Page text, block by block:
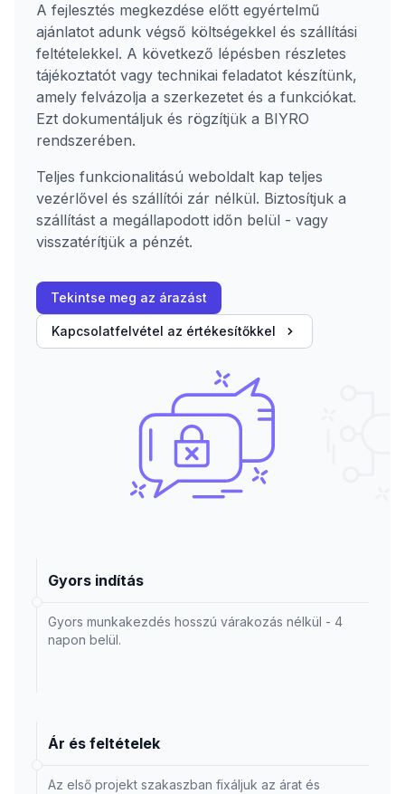
A fejlesztés megkezdése előtt egyértelmű
ajánlatot adunk végső költségekkel és szállítási
feltételekkel. A következő lépésben részletes
tájékoztatót vagy technikai feladatot készítünk,
amely felvázolja a szerkezetet és a funkciókat.
Ezt dokumentáljuk és rögzítjük a BIYRO
rendszerében.
Teljes funkcionalitású weboldalt kap teljes
vezérlővel és szállítói zár nélkül. Biztosítjuk a
szállítást a megállapodott időn belül - vagy
visszatérítjük a pénzét.
Tekintse meg az árazást
Kapcsolatfelvétel az értékesítőkkel
Gyors indítás
Gyors munkakezdés hosszú várakozás nélkül - 4
napon belül.
Ár és feltételek
Az első projekt szakaszban fixáljuk az árat és